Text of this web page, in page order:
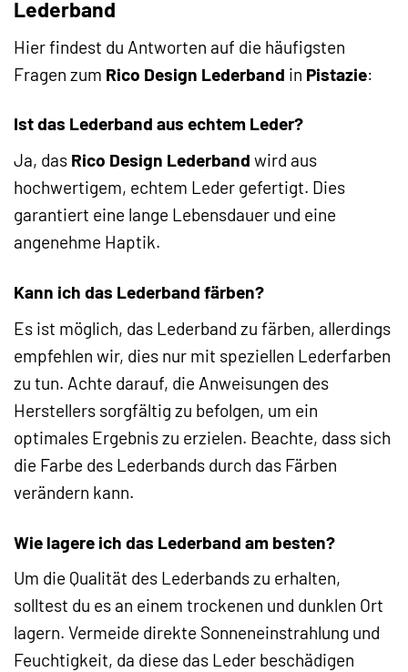
Lederband
Hier findest du Antworten auf die häufigsten
Fragen zum Rico Design Lederband in Pistazie:
Ist das Lederband aus echtem Leder?
Ja, das Rico Design Lederband wird aus
hochwertigem, echtem Leder gefertigt. Dies
garantiert eine lange Lebensdauer und eine
angenehme Haptik.
Kann ich das Lederband färben?
Es ist möglich, das Lederband zu färben, allerdings
empfehlen wir, dies nur mit speziellen Lederfarben
zu tun. Achte darauf, die Anweisungen des
Herstellers sorgfältig zu befolgen, um ein
optimales Ergebnis zu erzielen. Beachte, dass sich
die Farbe des Lederbands durch das Färben
verändern kann.
Wie lagere ich das Lederband am besten?
Um die Qualität des Lederbands zu erhalten,
solltest du es an einem trockenen und dunklen Ort
lagern. Vermeide direkte Sonneneinstrahlung und
Feuchtigkeit, da diese das Leder beschädigen